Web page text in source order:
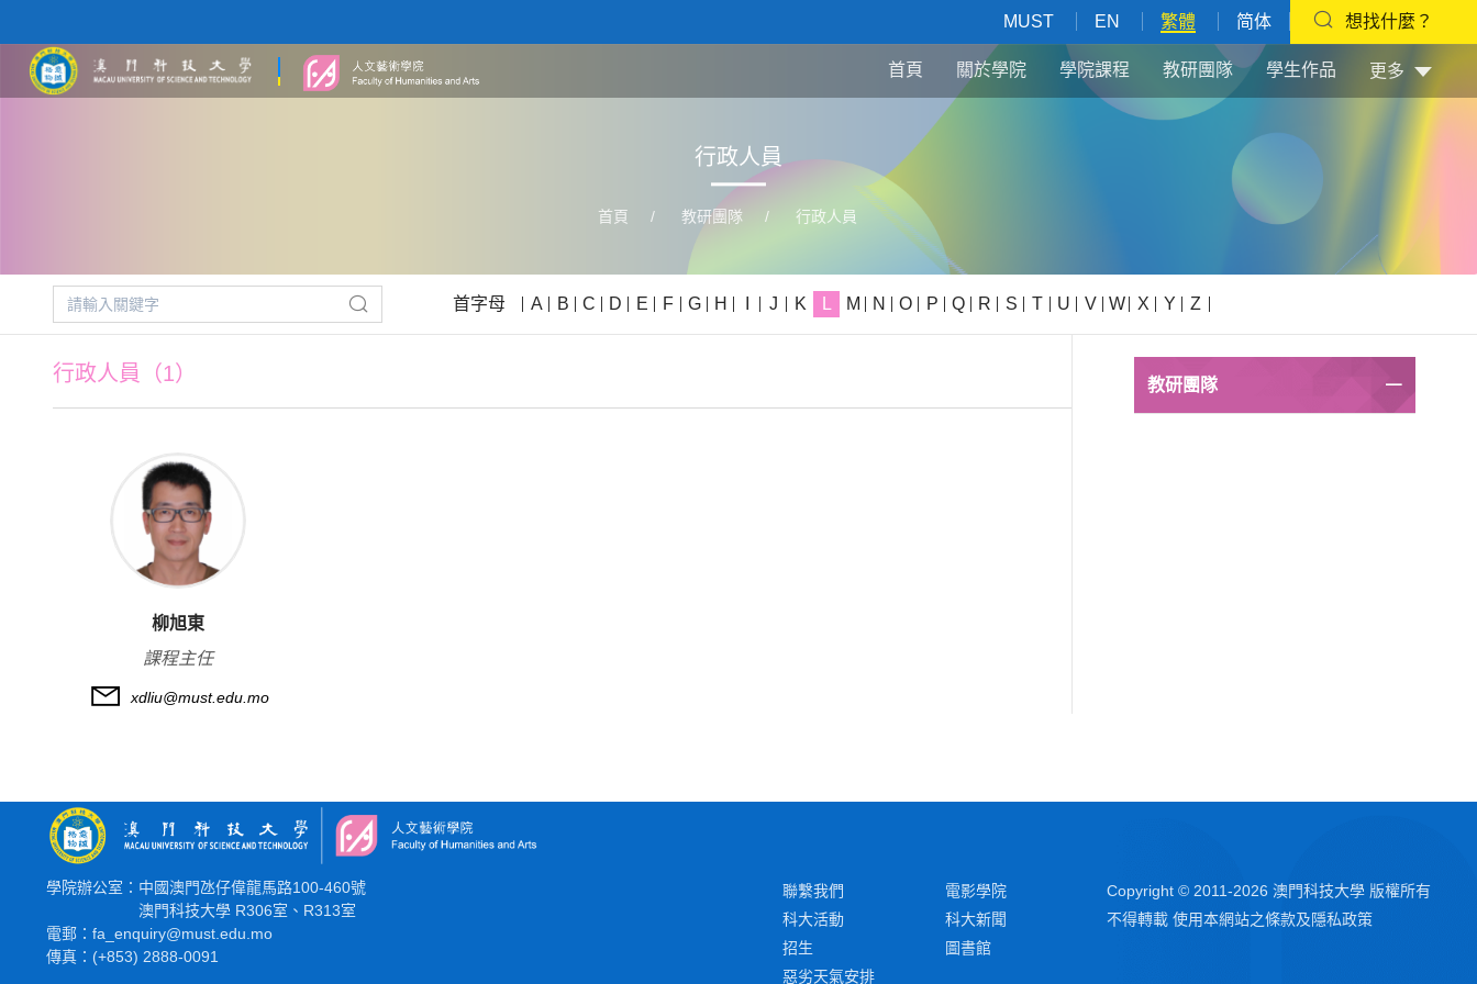
MUST EN 繁體 简体 想找什麼？
首頁 關於學院 學院課程 教研團隊 學生作品 更多
行政人員
首頁 / 教研團隊 / 行政人員
首字母 A B C D E F G H J K L M N O P Q R S T U V W X Y Z
行政人員（1）
柳旭東
課程主任
xdliu@must.edu.mo
教研團隊
學院辦公室：中國澳門氹仔偉龍馬路100-460號
澳門科技大學 R306室、R313室
電郵：fa_enquiry@must.edu.mo
傳真：(+853) 2888-0091
聯繫我們
電影學院
科大活動
科大新聞
招生
圖書館
惡劣天氣安排
Copyright © 2011-2026 澳門科技大學 版權所有
不得轉載 使用本網站之條款及隱私政策